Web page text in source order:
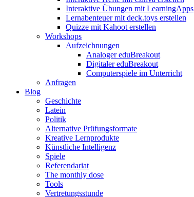
Interaktive Übungen mit LearningApps
Lernabenteuer mit deck.toys erstellen
Quizze mit Kahoot erstellen
Workshops
Aufzeichnungen
Analoger eduBreakout
Digitaler eduBreakout
Computerspiele im Unterricht
Anfragen
Blog
Geschichte
Latein
Politik
Alternative Prüfungsformate
Kreative Lernprodukte
Künstliche Intelligenz
Spiele
Referendariat
The monthly dose
Tools
Vertretungsstunde